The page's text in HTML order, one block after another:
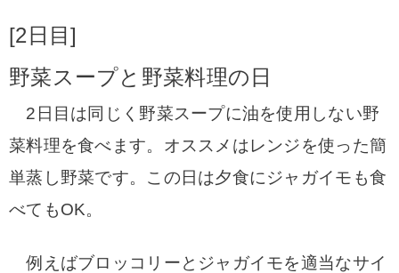
[2日目]
野菜スープと野菜料理の日
2日目は同じく野菜スープに油を使用しない野
菜料理を食べます。 オススメはレンジを使った簡
単蒸し野菜です。 この日は夕食にジャガイモも食
べてもOK。
例えばブロッコリーとジャガイモを適当なサイ